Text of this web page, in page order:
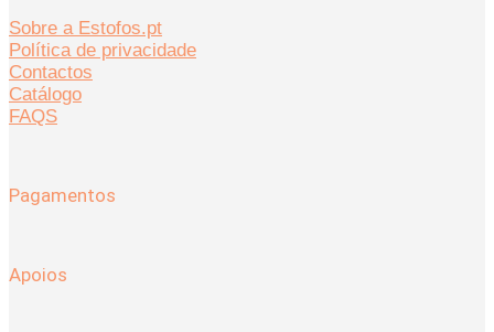
Sobre a Estofos.pt
Política de privacidade
Contactos
Catálogo
FAQS
Pagamentos
Apoios